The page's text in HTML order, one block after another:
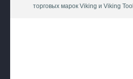
торговых марок Viking и Viking Tool